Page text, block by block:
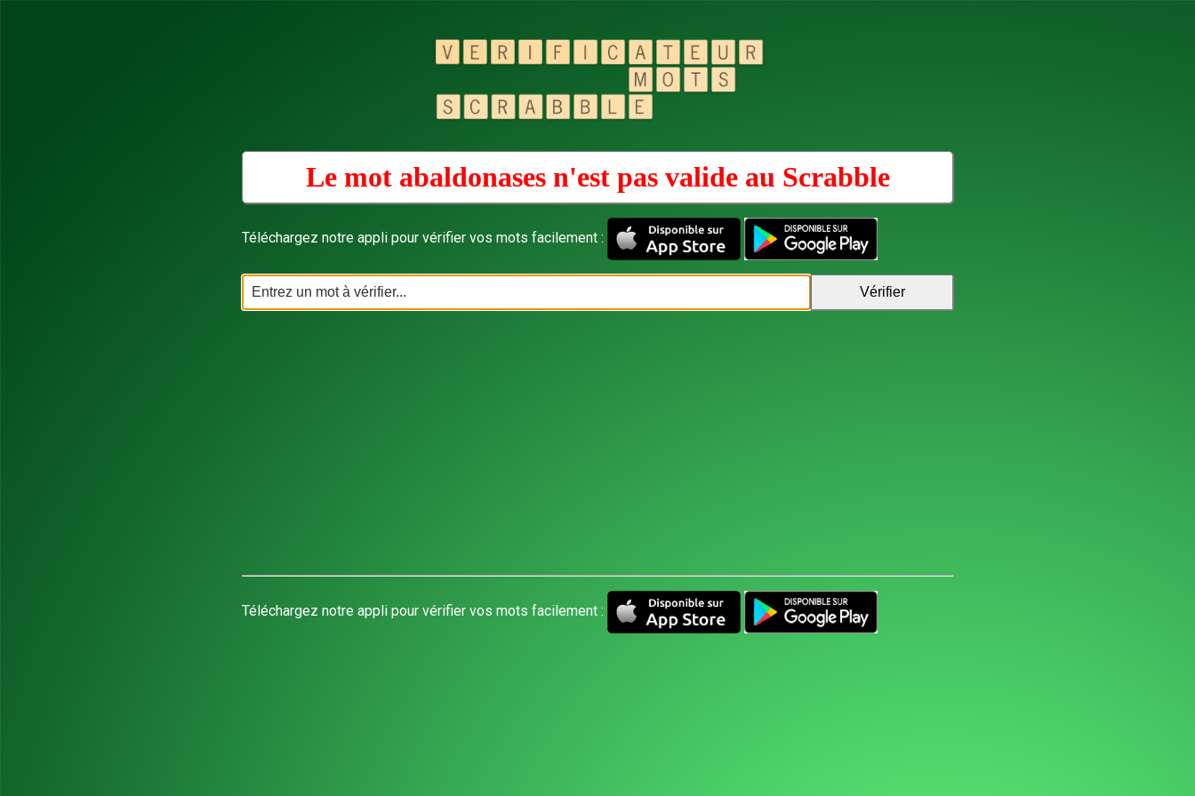
Le mot abaldonases n'est pas valide au Scrabble
Téléchargez notre appli pour vérifier vos mots facilement :
Téléchargez notre appli pour vérifier vos mots facilement :